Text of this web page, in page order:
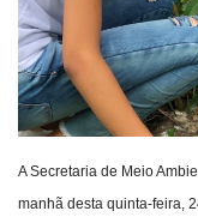
A Secretaria de Meio
manhã desta quinta-feira,